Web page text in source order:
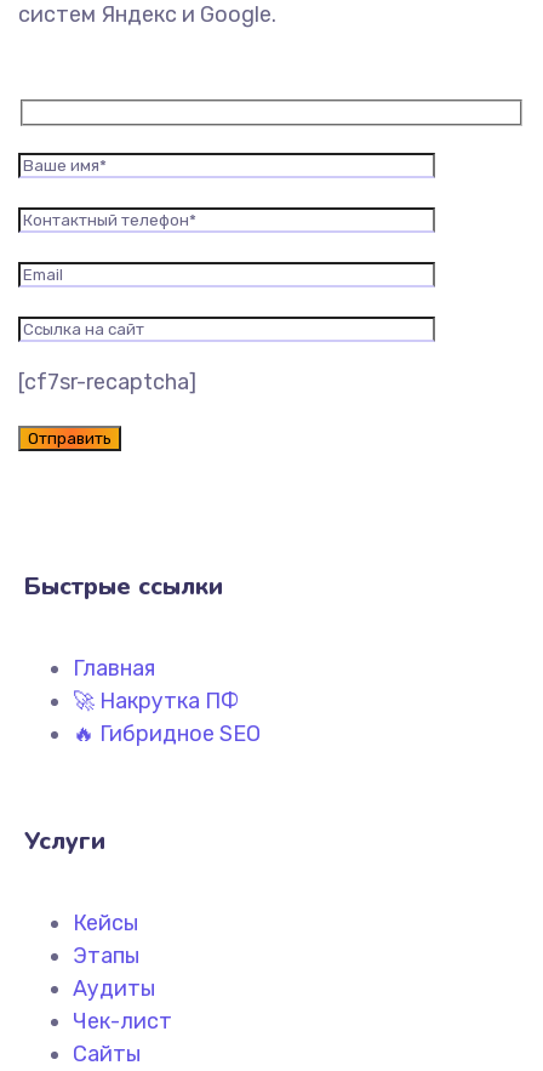
систем Яндекс и Google.
[cf7sr-recaptcha]
Быстрые ссылки
Главная
🚀 Накрутка ПФ
🔥 Гибридное SEO
Услуги
Кейсы
Этапы
Аудиты
Чек-лист
Сайты